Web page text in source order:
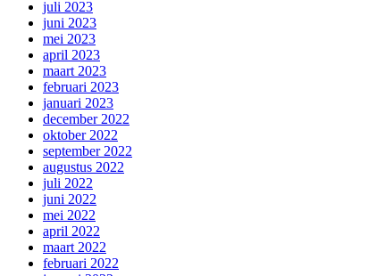
juli 2023
juni 2023
mei 2023
april 2023
maart 2023
februari 2023
januari 2023
december 2022
oktober 2022
september 2022
augustus 2022
juli 2022
juni 2022
mei 2022
april 2022
maart 2022
februari 2022